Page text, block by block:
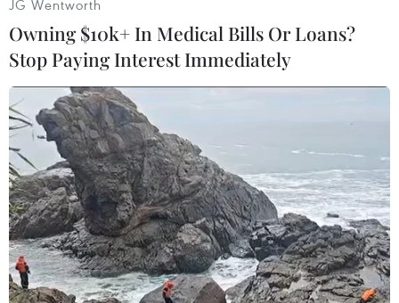
Lịch thi đấu
Ngày 12/10
0h00
Gruzia - Hy Lạp
Croatia - Latvia
Thổ Nhĩ Kỳ - Azerbaijan
Đức - Bỉ
0h45
Ireland - Armenia
Nga - Andorra
1h15
JG Wentworth
Owning $10k+ In Medical Bills Or Loans?
Stop Paying Interest Immediately